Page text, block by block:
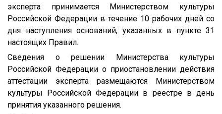
эксперта принимается Министерством культуры
Российской Федерации в течение 10 рабочих дней со
дня наступления оснований, указанных в пункте 31
настоящих Правил.
Сведения о решении Министерства культуры
Российской Федерации о приостановлении действия
аттестации эксперта размещаются Министерством
культуры Российской Федерации в реестре в день
принятия указанного решения.